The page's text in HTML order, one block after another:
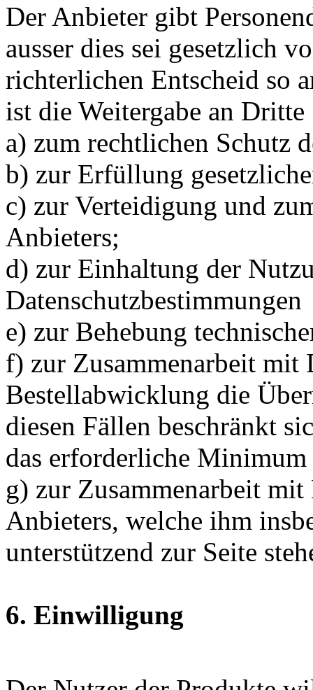
Der Anbieter gibt
ausser dies sei gesetzlich
richterlichen Entscheid so
ist die Weitergabe an Dritte
a) zum rechtlichen Schutz
b) zur Erfüllung
c) zur Verteidigung und
Anbieters;
d) zur Einhaltung der
Datenschutzbestimmungen
e) zur Behebung
f) zur Zusammenarbeit mit
Bestellabwicklung die
diesen Fällen beschränkt
das erforderliche
g) zur Zusammenarbeit
Anbieters, welche ihm
unterstützend zur Seite
6. Einwilligung